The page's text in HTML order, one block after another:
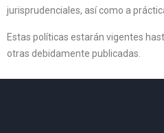
jurisprudenciales, así como a
Estas políticas estarán vigentes
otras debidamente publicadas.